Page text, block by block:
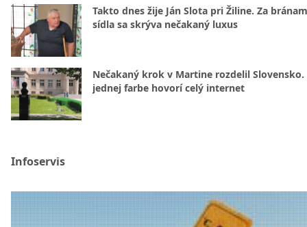
Takto dnes žije Ján Slota pri Žiline. Za
sídla sa skrýva nečakaný luxus
Nečakaný krok v Martine rozdelil Slovensko.
jednej farbe hovorí celý internet
Infoservis